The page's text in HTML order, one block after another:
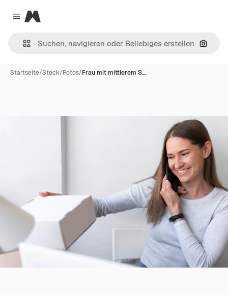
Close menu
Magnific
Nach
Startseite/Stock/Fotos/Frau mit mittlerem S…